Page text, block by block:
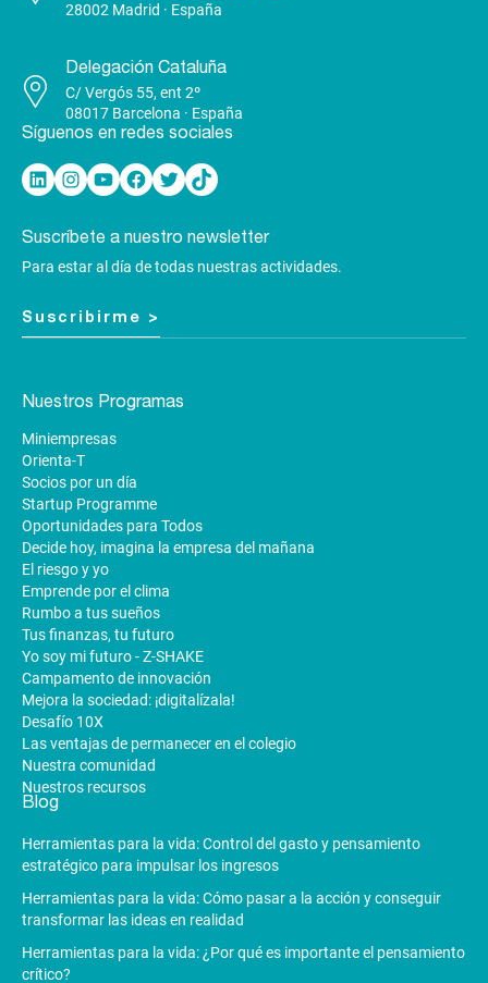
28002 Madrid · España
Delegación Cataluña
C/ Vergós 55, ent 2º
08017 Barcelona · España
Síguenos en redes sociales
Linkedin Instagram YouTube Facebook Twitter TikTok
Suscríbete a nuestro newsletter
Para estar al día de todas nuestras actividades.
Suscribirme >
Nuestros Programas
Miniempresas
Orienta-T
Socios por un día
Startup Programme
Oportunidades para Todos
Decide hoy, imagina la empresa del mañana
El riesgo y yo
Emprende por el clima
Rumbo a tus sueños
Tus finanzas, tu futuro
Yo soy mi futuro - Z-SHAKE
Campamento de innovación
Mejora la sociedad: ¡digitalízala!
Desafío 10X
Las ventajas de permanecer en el colegio
Nuestra comunidad
Nuestros recursos
Blog
Herramientas para la vida: Control del gasto y pensamiento
estratégico para impulsar los ingresos
Herramientas para la vida: Cómo pasar a la acción y conseguir
transformar las ideas en realidad
Herramientas para la vida: ¿Por qué es importante el pensamiento
crítico?